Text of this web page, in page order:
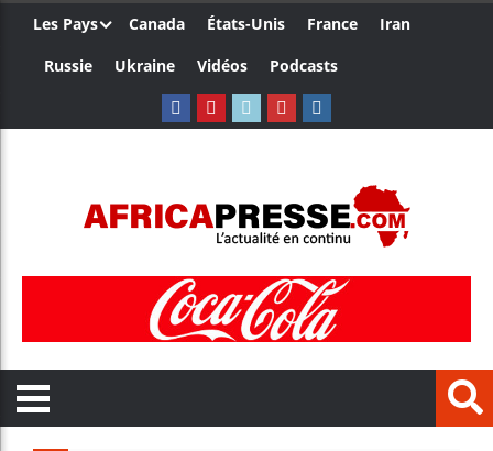
Les Pays Canada États-Unis France
Iran
Russie
Ukraine Vidéos Podcasts